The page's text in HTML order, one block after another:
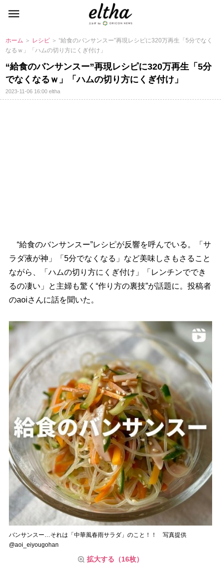
ホーム ＞ レシピ ＞ “給食のバンサンスー”再現レシピに320万再生「5分でなく
なるｗ」「ハムの切り方にくぎ付け」
“給食のバンサンスー”再現レシピに320万再生「5分
でなくなるｗ」「ハムの切り方にくぎ付け」
2023-11-06 16:00eltha
“給食のバンサンスー”レシピが反響を呼んでいる。「サ
ラダ液が神」「5分でなくなる」など美味しさもさること
ながら、「ハムの切り方にくぎ付け」「レンチンででき
るの凄い」と主婦も驚く“作り方の裏技”が話題に。投稿者
のaoiさんに話を聞いた。
バンサンスー…それは「中華風春雨サラダ」のこと！！ 写真提供
@aoi_eiyougohan
拡大する（16枚）